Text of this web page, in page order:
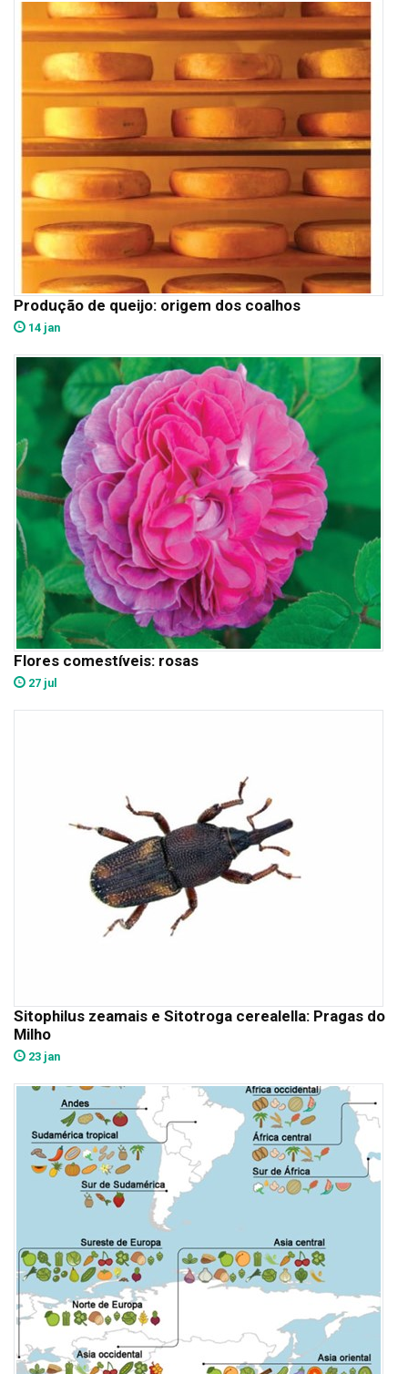
Produção de queijo: origem dos coalhos
14 jan
Flores comestíveis: rosas
27 jul
Sitophilus zeamais e Sitotroga cerealella: Pragas do
Milho
23 jan